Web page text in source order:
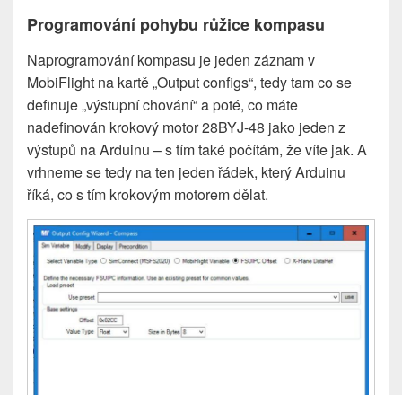
Programování pohybu růžice kompasu
Naprogramování kompasu je jeden záznam v
MobiFlight na kartě „Output configs“, tedy tam co se
definuje „výstupní chování“ a poté, co máte
nadefinován krokový motor 28BYJ-48 jako jeden z
výstupů na Arduinu – s tím také počítám, že víte jak. A
vrhneme se tedy na ten jeden řádek, který Arduinu
říká, co s tím krokovým motorem dělat.